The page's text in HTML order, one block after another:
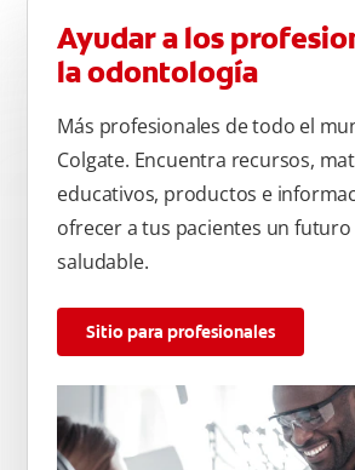
Ayudar a los
la odontología
Más profesionales de todo el
Colgate. Encuentra recursos,
educativos, productos e
ofrecer a tus pacientes un futuro
saludable.
Sitio para profesionales